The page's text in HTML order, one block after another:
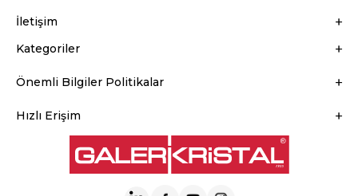
İletişim
Kategoriler
Önemli Bilgiler Politikalar
Hızlı Erişim